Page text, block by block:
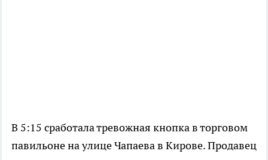
В 5:15 сработала тревожная кнопка в торговом
павильоне на улице Чапаева в Кирове. Продавец